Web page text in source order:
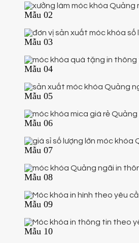
Mẫu 02
Mẫu 03
Mẫu 04
Mẫu 05
Mẫu 06
Mẫu 07
Mẫu 08
Mẫu 09
Mẫu 10